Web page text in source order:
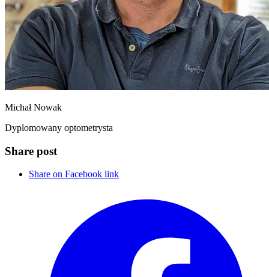
Michał Nowak
Dyplomowany optometrysta
Share post
Share on Facebook link